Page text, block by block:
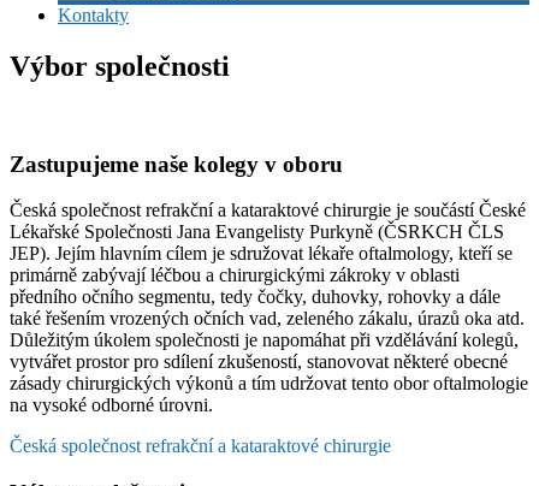
Kontakty
Výbor společnosti
Zastupujeme naše kolegy v oboru
Česká společnost refrakční a kataraktové chirurgie je součástí České
Lékařské Společnosti Jana Evangelisty Purkyně (ČSRKCH ČLS
JEP). Jejím hlavním cílem je sdružovat lékaře oftalmology, kteří se
primárně zabývají léčbou a chirurgickými zákroky v oblasti
předního očního segmentu, tedy čočky, duhovky, rohovky a dále
také řešením vrozených očních vad, zeleného zákalu, úrazů oka atd.
Důležitým úkolem společnosti je napomáhat při vzdělávání kolegů,
vytvářet prostor pro sdílení zkušeností, stanovovat některé obecné
zásady chirurgických výkonů a tím udržovat tento obor oftalmologie
na vysoké odborné úrovni.
Česká společnost refrakční a kataraktové chirurgie